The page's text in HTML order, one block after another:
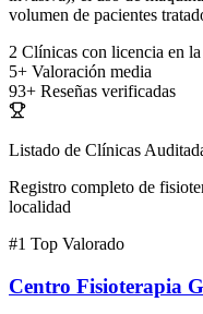
volumen de pacientes
2 Clínicas con licencia en
5+ Valoración media
93+ Reseñas verificadas
Listado de Clínicas
Registro completo de
localidad
#1 Top Valorado
Centro Fisioterapia